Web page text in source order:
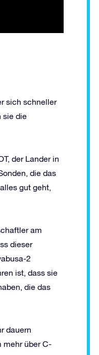
sich schneller
sie die
der Lander in
die das
gut geht,
am
dieser
2
ist, dass sie
die das
dauern
mehr über C-